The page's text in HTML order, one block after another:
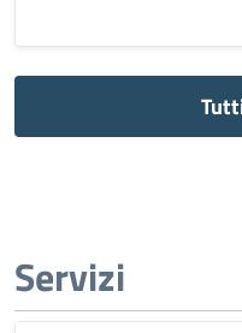
Servizi